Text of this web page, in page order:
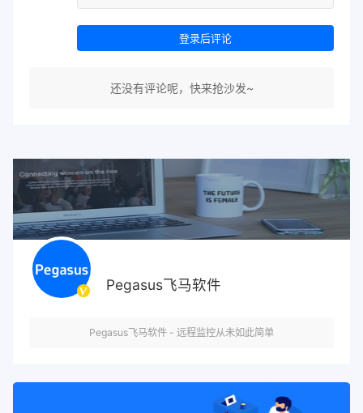
登录后评论
还没有评论呢，快来抢沙发~
Pegasus飞马软件
Pegasus飞马软件 - 远程监控从未如此简单